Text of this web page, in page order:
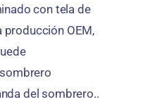
con tela de
OEM,
del sombrero..